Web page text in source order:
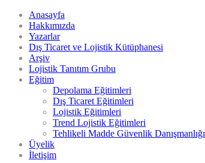
Anasayfa
Hakkımızda
Yazarlar
Dış Ticaret ve Lojistik Kütüphanesi
Arşiv
Lojistik Tanıtım Grubu
Eğitim
Depolama Eğitimleri
Dış Ticaret Eğitimleri
Lojistik Eğitimleri
Trend Lojistik Eğitimleri
Tehlikeli Madde Güvenlik Danışmanlığı
Üyelik
İletişim